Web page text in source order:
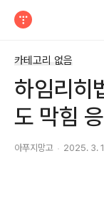
카테고리 없음
하임리히
도 막힘
아푸지망고 2025. 3.